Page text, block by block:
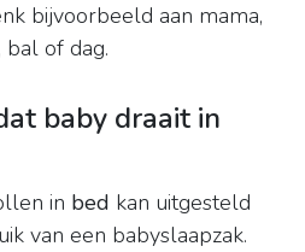
bijvoorbeeld aan mama,
bal of dag.
baby draait in
in bed kan uitgesteld
van een babyslaapzak.